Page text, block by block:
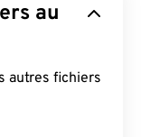
et
pour le
du format
bits.
au
autres fichiers